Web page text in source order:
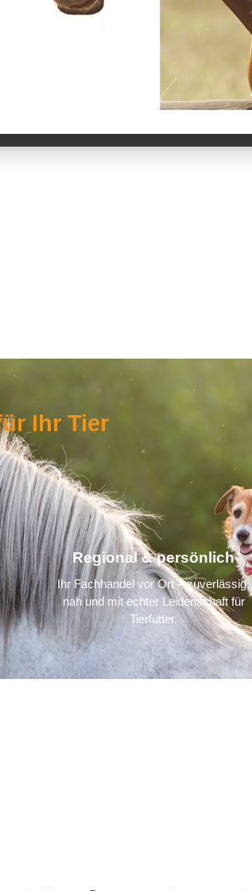
Ihr Tier
Regional & persönlich
Ihr Fachhandel vor Ort – zuverlässig,
nah und mit echter Leidenschaft für
Tierfutter.